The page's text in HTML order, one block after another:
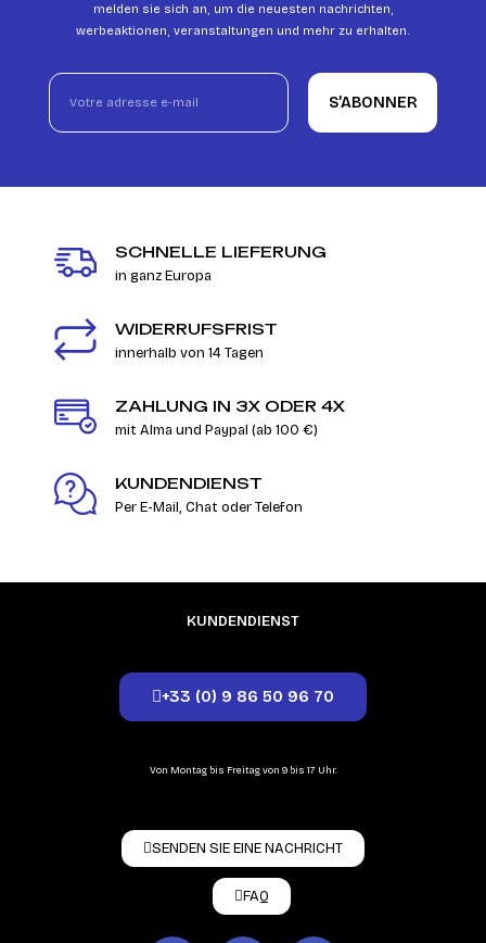
melden sie sich an, um die neuesten nachrichten,
werbeaktionen, veranstaltungen und mehr zu erhalten.
S’ABONNER
SCHNELLE LIEFERUNG
in ganz Europa
WIDERRUFSFRIST
innerhalb von 14 Tagen
ZAHLUNG IN 3X ODER 4X
mit Alma und Paypal (ab 100 €)
KUNDENDIENST
Per E-Mail, Chat oder Telefon
KUNDENDIENST
+33 (0) 9 86 50 96 70
Von Montag bis Freitag von 9 bis 17 Uhr.
SENDEN SIE EINE NACHRICHT
FAQ